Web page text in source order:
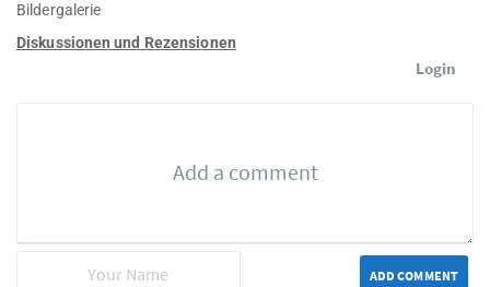
Bildergalerie
Diskussionen und Rezensionen
Login
ADD COMMENT